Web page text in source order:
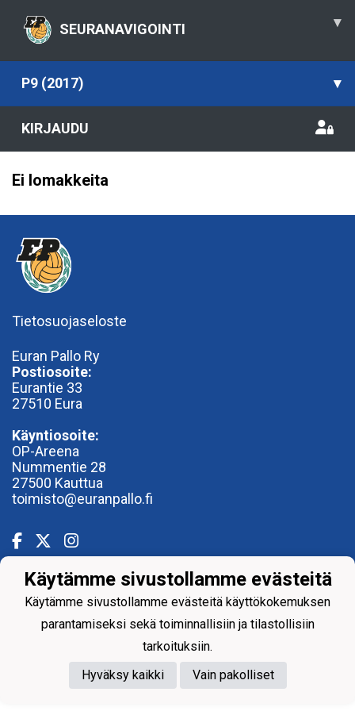
SEURANAVIGOINTI ▾
P9 (2017) ▾
KIRJAUDU
Ei lomakkeita
Tietosuojaseloste
Euran Pallo Ry
Postiosoite:
Eurantie 33
27510 Eura
Käyntiosoite:
OP-Areena
Nummentie 28
27500 Kauttua
toimisto@euranpallo.fi
Powered by
Käytämme sivustollamme evästeitä
Käytämme sivustollamme evästeitä käyttökokemuksen
parantamiseksi sekä toiminnallisiin ja tilastollisiin
tarkoituksiin.
Hyväksy kaikki
Vain pakolliset